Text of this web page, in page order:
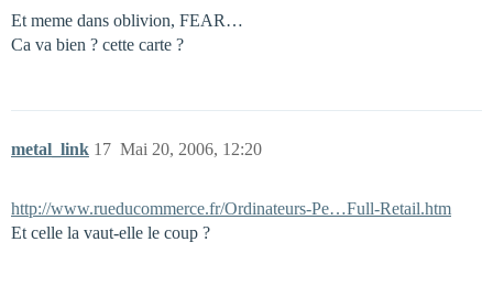
Et meme dans oblivion, FEAR…
Ca va bien ? cette carte ?
metal_link Mai 20, 2006, 12:20
17
http://www.rueducommerce.fr/Ordinateurs-Pe…Full-Retail.htm
Et celle la vaut-elle le coup ?